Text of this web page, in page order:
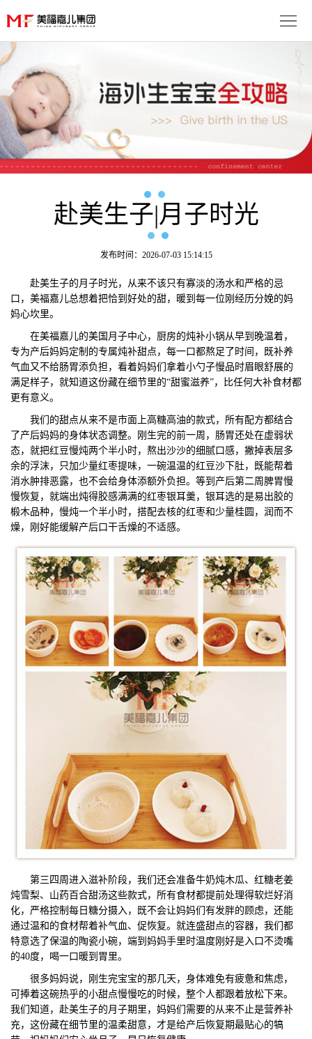
子
优
势
服
务
流
月
子
成
估
市
赴美生子|月子时光
发布时间：2026-07-03 15:14:15
赴美生子的月子时光，从来不该只有寡淡的汤水和严格的忌
口，美福嘉儿总想着把恰到好处的甜，暖到每一位刚经历分娩的妈
妈心坎里。
在美福嘉儿的美国月子中心，厨房的炖补小锅从早到晚温着，
专为产后妈妈定制的专属炖补甜点，每一口都熬足了时间，既补养
气血又不给肠胃添负担，看着妈妈们拿着小勺子慢品时眉眼舒展的
满足样子，就知道这份藏在细节里的“甜蜜滋养”，比任何大补食材都
更有意义。
我们的甜点从来不是市面上高糖高油的款式，所有配方都结合
了产后妈妈的身体状态调整。刚生完的前一周，肠胃还处在虚弱状
态，就把红豆慢炖两个半小时，熬出沙沙的细腻口感，撇掉表层多
余的浮沫，只加少量红枣提味，一碗温温的红豆沙下肚，既能帮着
消水肿排恶露，也不会给身体添额外负担。等到产后第二周脾胃慢
慢恢复，就端出炖得胶感满满的红枣银耳羹，银耳选的是易出胶的
椴木品种，慢炖一个半小时，搭配去核的红枣和少量桂圆，润而不
燥，刚好能缓解产后口干舌燥的不适感。
第三四周进入滋补阶段，我们还会准备牛奶炖木瓜、红糖老姜
炖雪梨、山药百合甜汤这些款式，所有食材都提前处理得软烂好消
化，严格控制每日糖分摄入，既不会让妈妈们有发胖的顾虑，还能
通过温和的食材帮着补气血、促恢复。就连盛甜点的容器，我们都
特意选了保温的陶瓷小碗，端到妈妈手里时温度刚好是入口不烫嘴
的40度，喝一口暖到胃里。
很多妈妈说，刚生完宝宝的那几天，身体难免有疲惫和焦虑，
可捧着这碗热乎的小甜点慢慢吃的时候，整个人都跟着放松下来。
我们知道，赴美生子的月子期里，妈妈们需要的从来不止是营养补
充，这份藏在细节里的温柔甜意，才是给产后恢复期最贴心的犒